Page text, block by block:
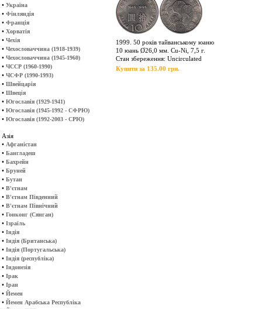
• Україна
• Фінляндія
• Франція
• Хорватія
• Чехія
• Чехословаччина (1918-1939)
• Чехословаччина (1945-1960)
• ЧССР (1960-1990)
• ЧСФР (1990-1993)
• Швейцарія
• Швеція
• Югославія (1929-1941)
• Югославія (1945-1992 - СФРЮ)
• Югославія (1992-2003 - СРЮ)
Азія
• Афганістан
• Бангладеш
• Бахрейн
• Бруней
• Бутан
• В'єтнам
• В'єтнам Південний
• В'єтнам Північний
• Гонконг (Сянган)
• Ізраїль
• Індія
• Індія (Британська)
• Індія (Португальська)
• Індія (республіка)
• Індонезія
• Ірак
• Іран
• Йемен
• Йемен Арабська Республіка
1999. 50 років тайванському юаню
10 юань Ø26,0 мм. Cu-Ni, 7,5 г.
Стан збереження: Uncirculated
Купити за 135.00 грн.